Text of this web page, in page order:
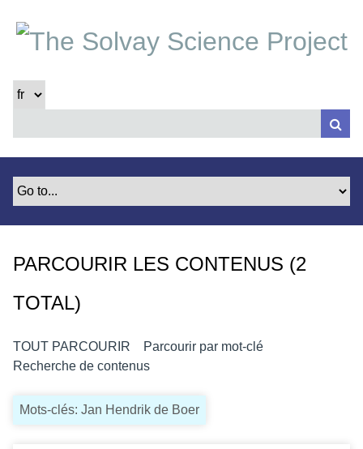
t
PARCOURIR LES CONTENUS (2
TOTAL)
TOUT PARCOURIR
Parcourir par mot-clé
Recherche de contenus
Mots-clés: Jan Hendrik de Boer